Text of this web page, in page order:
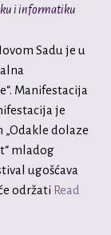
i informatiku
Sadu je u
Manifestacija
je
dolaze
mladog
ugošćava
održati Read